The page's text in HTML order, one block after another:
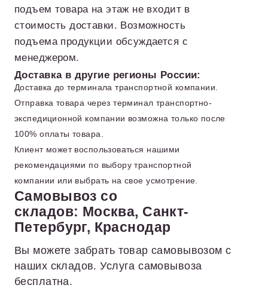
подъем товара на этаж не входит в
стоимость доставки. Возможность
подъема продукции обсуждается с
менеджером.
Доставка в другие регионы России:
Доставка до терминала транспортной компании.
Отправка товара через терминал транспортно-
экспедиционной компании возможна только после
100% оплаты товара.
Клиент может воспользоваться нашими
рекомендациями по выбору транспортной
компании или выбрать на свое усмотрение.
Самовывоз со
складов: Москва, Санкт-
Петербург, Краснодар
Вы можете забрать товар самовывозом с
наших складов. Услуга самовывоза
бесплатна.